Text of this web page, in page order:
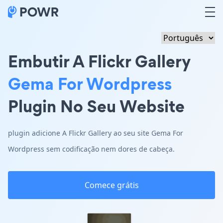
Embutir A Flickr Gallery
Gema For Wordpress
Plugin No Seu Website
plugin adicione A Flickr Gallery ao seu site Gema For
Wordpress sem codificação nem dores de cabeça.
Comece grátis